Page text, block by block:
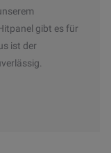
gibt es für
ist der